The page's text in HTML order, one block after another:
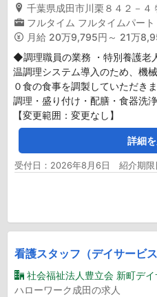
千葉県成田市川栗８４２－４
フルタイム フルタイムパート
月給 20万9,795円～ 21万
◆調理職員の業務 ・特別養護老
温調理システム導入のため、機
０食の食事を調製していただき
調理・盛り付け・配膳・食器洗
【変更範囲：変更なし】
詳細
受付日：2026年8月6日 紹介期限
看護スタッフ（デイサービス
社会福祉法人豊立会 新町デ
ハローワーク成田の求人